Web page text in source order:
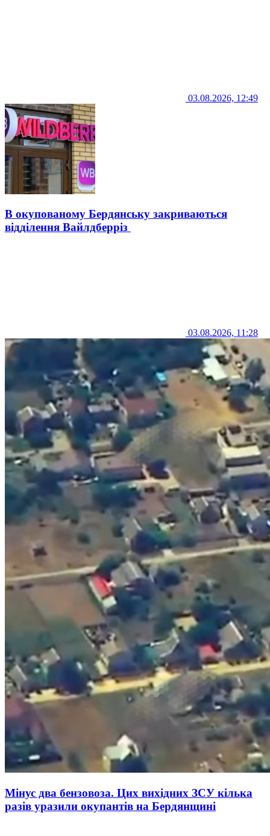
03.08.2026, 12:49
В окупованому Бердянську закриваються
відділення Вайлдберріз
03.08.2026, 11:28
Мінус два бензовоза. Цих вихідних ЗСУ кілька
разів уразили окупантів на Бердянщині